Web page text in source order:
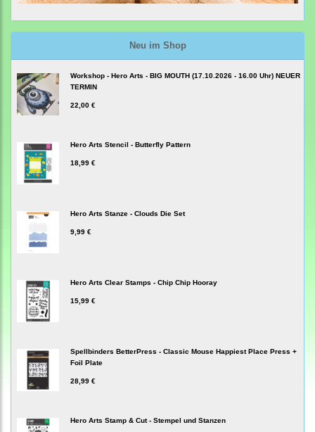
Neu im Shop
Workshop - Hero Arts - BIG MOUTH (17.10.2026 - 16.00 Uhr) NEUER
TERMIN
22,00 €
Hero Arts Stencil - Butterfly Pattern
18,99 €
Hero Arts Stanze - Clouds Die Set
9,99 €
Hero Arts Clear Stamps - Chip Chip Hooray
15,99 €
Spellbinders BetterPress - Classic Mouse Happiest Place Press +
Foil Plate
28,99 €
Hero Arts Stamp & Cut - Stempel und Stanzen